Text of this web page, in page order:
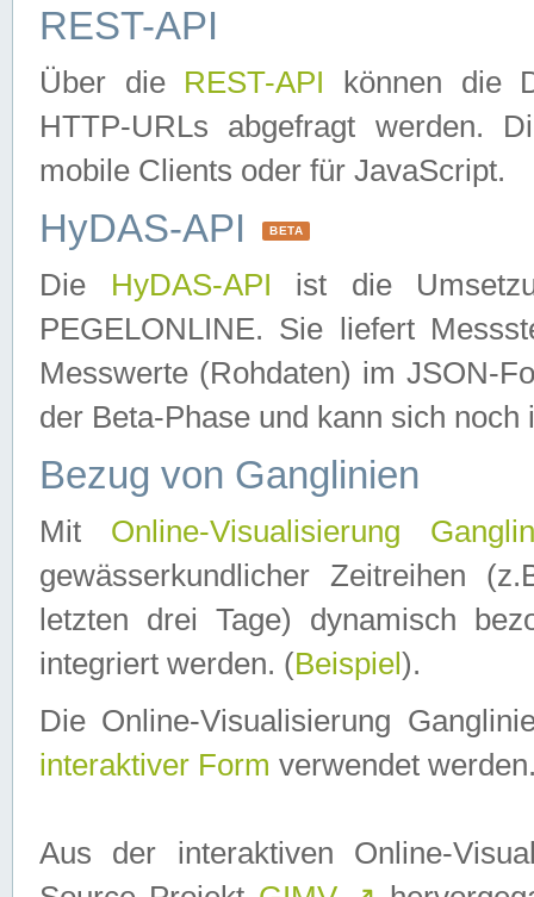
REST-API
Über die REST-API können die
HTTP-URLs abgefragt werden.
mobile Clients oder für JavaScript.
HyDAS-API BETA
Die HyDAS-API ist die
PEGELONLINE. Sie liefert
Messwerte (Rohdaten) im JSON-
der Beta-Phase und kann sich noch
Bezug von Ganglinien
Mit Online-Visualisierung
gewässerkundlicher Zeitreihen
letzten drei Tage) dynamisch
integriert werden. (Beispiel ).
Die Online-Visualisierung
interaktiver Form verwendet
Aus der interaktiven Online-